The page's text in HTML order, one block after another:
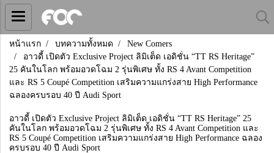
หน้าแรก บทความทั้งหมด
New Comers
อาวดี้ เปิดตัว Exclusive Project ลิมิเต็ด เอดิชั่น “TT RS Heritage”
25 คันในโลก พร้อมอวดโฉม 2 รุ่นพิเศษ ทั้ง RS 4 Avant Competition
และ RS 5 Coupé Competition เสริมความแกร่งสาย High Performance
ฉลองครบรอบ 40 ปี Audi Sport
อาวดี้ เปิดตัว Exclusive Project ลิมิเต็ด เอดิชั่น “TT RS Heritage” 25
คันในโลก พร้อมอวดโฉม 2 รุ่นพิเศษ ทั้ง RS 4 Avant Competition และ
RS 5 Coupé Competition เสริมความแกร่งสาย High Performance ฉลอง
ครบรอบ 40 ปี Audi Sport